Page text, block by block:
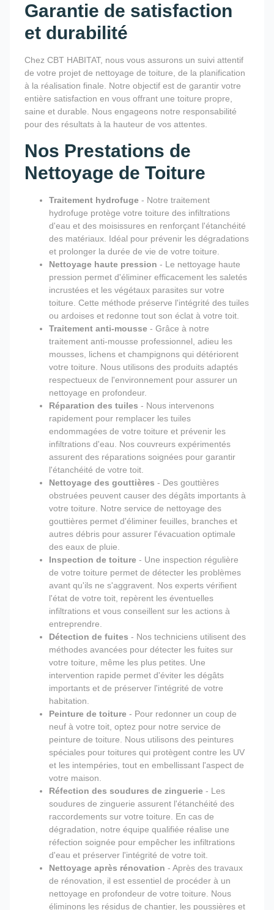
Garantie de satisfaction
et durabilité
Chez CBT HABITAT, nous vous assurons un suivi attentif
de votre projet de nettoyage de toiture, de la planification
à la réalisation finale. Notre objectif est de garantir votre
entière satisfaction en vous offrant une toiture propre,
saine et durable. Nous engageons notre responsabilité
pour des résultats à la hauteur de vos attentes.
Nos Prestations de
Nettoyage de Toiture
Traitement hydrofuge - Notre traitement
hydrofuge protège votre toiture des infiltrations
d'eau et des moisissures en renforçant l'étanchéité
des matériaux. Idéal pour prévenir les dégradations
et prolonger la durée de vie de votre toiture.
Nettoyage haute pression - Le nettoyage haute
pression permet d'éliminer efficacement les saletés
incrustées et les végétaux parasites sur votre
toiture. Cette méthode préserve l'intégrité des tuiles
ou ardoises et redonne tout son éclat à votre toit.
Traitement anti-mousse - Grâce à notre
traitement anti-mousse professionnel, adieu les
mousses, lichens et champignons qui détériorent
votre toiture. Nous utilisons des produits adaptés
respectueux de l'environnement pour assurer un
nettoyage en profondeur.
Réparation des tuiles - Nous intervenons
rapidement pour remplacer les tuiles
endommagées de votre toiture et prévenir les
infiltrations d'eau. Nos couvreurs expérimentés
assurent des réparations soignées pour garantir
l'étanchéité de votre toit.
Nettoyage des gouttières - Des gouttières
obstruées peuvent causer des dégâts importants à
votre toiture. Notre service de nettoyage des
gouttières permet d'éliminer feuilles, branches et
autres débris pour assurer l'évacuation optimale
des eaux de pluie.
Inspection de toiture - Une inspection régulière
de votre toiture permet de détecter les problèmes
avant qu'ils ne s'aggravent. Nos experts vérifient
l'état de votre toit, repèrent les éventuelles
infiltrations et vous conseillent sur les actions à
entreprendre.
Détection de fuites - Nos techniciens utilisent des
méthodes avancées pour détecter les fuites sur
votre toiture, même les plus petites. Une
intervention rapide permet d'éviter les dégâts
importants et de préserver l'intégrité de votre
habitation.
Peinture de toiture - Pour redonner un coup de
neuf à votre toit, optez pour notre service de
peinture de toiture. Nous utilisons des peintures
spéciales pour toitures qui protègent contre les UV
et les intempéries, tout en embellissant l'aspect de
votre maison.
Réfection des soudures de zinguerie - Les
soudures de zinguerie assurent l'étanchéité des
raccordements sur votre toiture. En cas de
dégradation, notre équipe qualifiée réalise une
réfection soignée pour empêcher les infiltrations
d'eau et préserver l'intégrité de votre toit.
Nettoyage après rénovation - Après des travaux
de rénovation, il est essentiel de procéder à un
nettoyage en profondeur de votre toiture. Nous
éliminons les résidus de chantier, les poussières et